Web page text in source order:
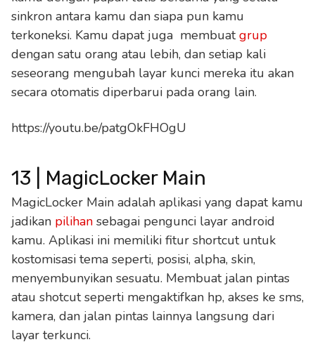
sinkron antara kamu dan siapa pun kamu
terkoneksi. Kamu dapat juga membuatgrup
dengan satu orang atau lebih, dan setiap kali
seseorang mengubah layar kunci mereka itu akan
secara otomatis diperbarui pada orang lain.
https://youtu.be/patgOkFHOgU
13 | MagicLocker Main
MagicLocker Main adalah aplikasi yang dapat kamu
jadikan pilihan sebagai pengunci layar android
kamu. Aplikasi ini memiliki fitur shortcut untuk
kostomisasi tema seperti, posisi, alpha, skin,
menyembunyikan sesuatu. Membuat jalan pintas
atau shotcut seperti mengaktifkan hp, akses ke sms,
kamera, dan jalan pintas lainnya langsung dari
layar terkunci.